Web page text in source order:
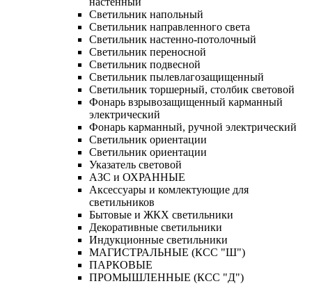
Светильник напольный
Светильник направленного света
Светильник настенно-потолочный
Светильник переносной
Светильник подвесной
Светильник пылевлагозащищенный
Светильник торшерный, столбик световой
Фонарь взрывозащищенный карманный
электрический
Фонарь карманный, ручной электрический
Светильник ориентации
Светильник ориентации
Указатель световой
АЗС и ОХРАННЫЕ
Аксессуары и комлектующие для
светильников
Бытовые и ЖКХ светильники
Декоративные светильники
Индукционные светильники
МАГИСТРАЛЬНЫЕ (КСС "Ш")
ПАРКОВЫЕ
ПРОМЫШЛЕННЫЕ (КСС "Д")